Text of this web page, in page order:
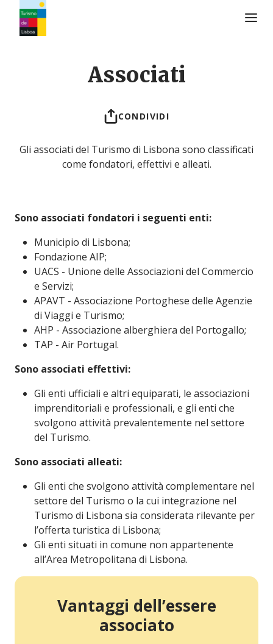
Associati
CONDIVIDI
Gli associati del Turismo di Lisbona sono classificati
come fondatori, effettivi e alleati.
Sono associati fondatori i seguenti enti:
Municipio di Lisbona;
Fondazione AIP;
UACS - Unione delle Associazioni del Commercio
e Servizi;
APAVT - Associazione Portoghese delle Agenzie
di Viaggi e Turismo;
AHP - Associazione alberghiera del Portogallo;
TAP - Air Portugal.
Sono associati effettivi:
Gli enti ufficiali e altri equiparati, le associazioni
imprenditoriali e professionali, e gli enti che
svolgono attività prevalentemente nel settore
del Turismo.
Sono associati alleati:
Gli enti che svolgono attività complementare nel
settore del Turismo o la cui integrazione nel
Turismo di Lisbona sia considerata rilevante per
l’offerta turistica di Lisbona;
Gli enti situati in comune non appartenente
all’Area Metropolitana di Lisbona.
Vantaggi dell’essere
associato